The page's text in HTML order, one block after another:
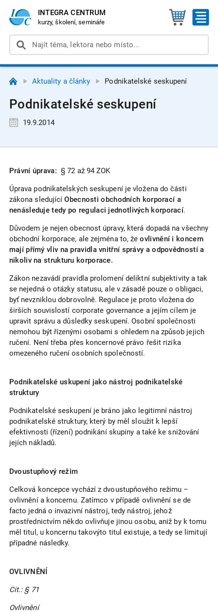
INTEGRA CENTRUM
kurzy, školení, semináře
Aktuality a články Podnikatelské seskupení
Podnikatelské seskupení
19.9.2014
Právní úprava: § 72 až 94 ZOK
Úprava podnikatelských seskupení je vložena do části
zákona sledujícíObecnosti obchodních korporací a
nenásleduje tedy po regulaci jednotlivých korporací.
Důvodem je nejen obecnost úpravy, která dopadá na všechny
obchodní korporace, ale zejména to, žeovlivnění i koncern
mají přímý vliv na pravidla vnitřní správy a odpovědností a
nikoliv na strukturu korporace.
Zákon nezavádí pravidla prolomení deliktní subjektivity a tak
se nejedná o otázky statusu, ale v zásadě pouze o obligaci,
byť nevzniklou dobrovolně. Regulace je proto vložena do
širších souvislostí corporate governance a jejím cílem je
upravit správu a důsledky seskupení. Osobní společnosti
nemohou být řízenými osobami s ohledem na způsob jejich
ručení. Není třeba přes koncernové právo řešit rizika
omezeného ručení osobních společností.
Podnikatelské uskupení jako nástroj podnikatelské
struktury
Podnikatelské seskupení je bráno jako legitimní nástroj
podnikatelské struktury, který by měl sloužit k lepší
efektivnosti (řízení) podnikání skupiny a také ke snižování
jejích nákladů.
Dvoustupňový režim
Celková koncepce vychází z dvoustupňového režimu –
ovlivnění a koncernu. Zatímco v případě ovlivnění se de
facto jedná o invazivní nástroj, tedy nástroj, jehož
prostřednictvím někdo ovlivňuje jinou osobu, aniž by k tomu
měl titul, u koncernu takovýto titul existuje, a tedy se limitují
případné následky.
OVLIVNĚNÍ
Cit.: § 71
Ovlivnění